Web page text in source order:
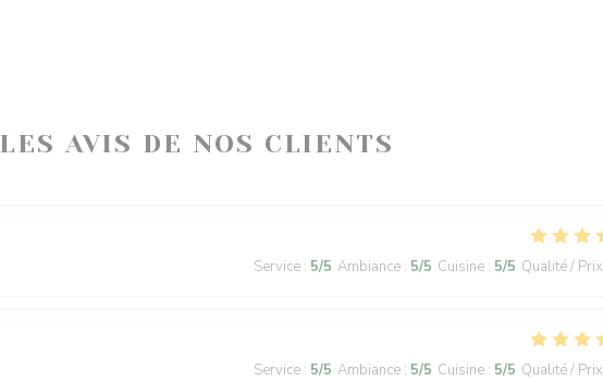
LES AVIS DE NOS CLIENTS
Service : 5/5 Ambiance : 5/5 Cuisine : 5/5 Qualité / Prix
Service : 5/5 Ambiance : 5/5 Cuisine : 5/5 Qualité / Prix